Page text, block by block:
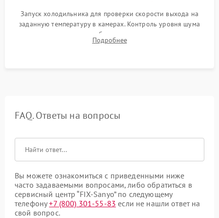
Запуск холодильника для проверки скорости выхода на
заданную температуру в камерах. Контроль уровня шума
компрессора, отсутствия обмерзания стенок и корректного
срабатывания системы автоматической оттайки.
Подробнее
FAQ. Ответы на вопросы
Вы можете ознакомиться с приведенными ниже
часто задаваемыми вопросами, либо обратиться в
сервисный центр “FIX-Sanyo” по следующему
телефону+7 (800) 301-55-83 если не нашли ответ на
свой вопрос.